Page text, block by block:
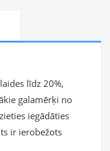
līdz 20%,
galamērķi no
iegādāties
ir ierobežots